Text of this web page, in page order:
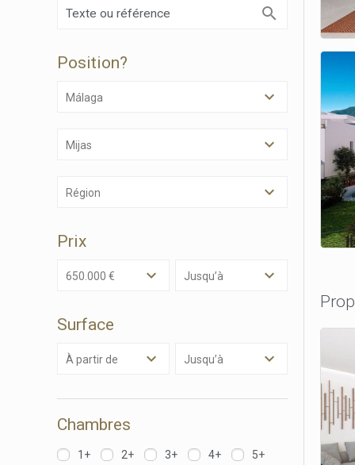
Position?
Málaga
Mijas
Région
Prix
650.000 € Jusqu’à
Surface
à partir de Jusqu’à
Chambres
1+ 2+ 3+ 4+ 5+
Ce
telle
Ils
Web
site